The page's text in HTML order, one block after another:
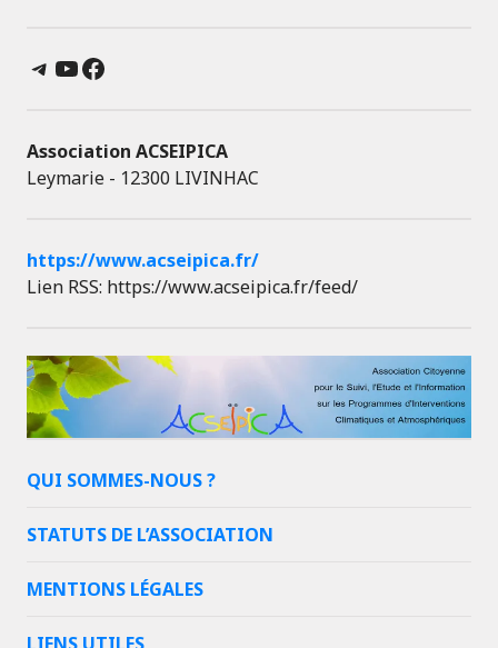
Telegram
YouTube
Facebook
Association ACSEIPICA
Leymarie - 12300 LIVINHAC
https://www.acseipica.fr/
Lien RSS: https://www.acseipica.fr/feed/
QUI SOMMES-NOUS ?
STATUTS DE L’ASSOCIATION
MENTIONS LÉGALES